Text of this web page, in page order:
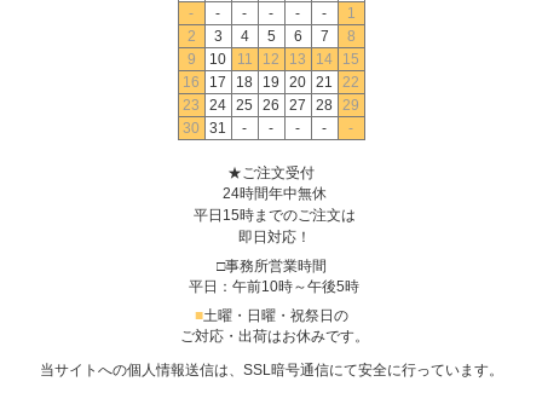
-
- - - - -
1
2
3 4 5 6 7
8
9
10 11 12 13 14
15
16
17 18 19 20 21
22
23
24 25 26 27 28
29
30
31 - - - - -
★ご注文受付
24時間年中無休
平日15時までのご注文は
即日対応！
□事務所営業時間
平日：午前10時～午後5時
■土曜・日曜・祝祭日の
ご対応・出荷はお休みです。
当サイトへの個人情報送信は、SSL暗号通信にて安全に行っています。